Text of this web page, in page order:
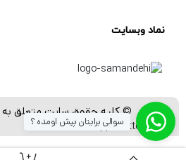
نماد وبسایت
© کلیه حقوق سایت متعلق به
[whatsapp_buttons] سوالی برایتان پیش اومده ؟